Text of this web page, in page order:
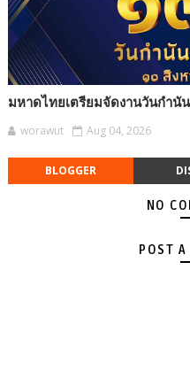
มหาดไทยเตรียมจัดงานวันกำนั
worawut Aug 04, 2026
BLOGGER
NO
POST A